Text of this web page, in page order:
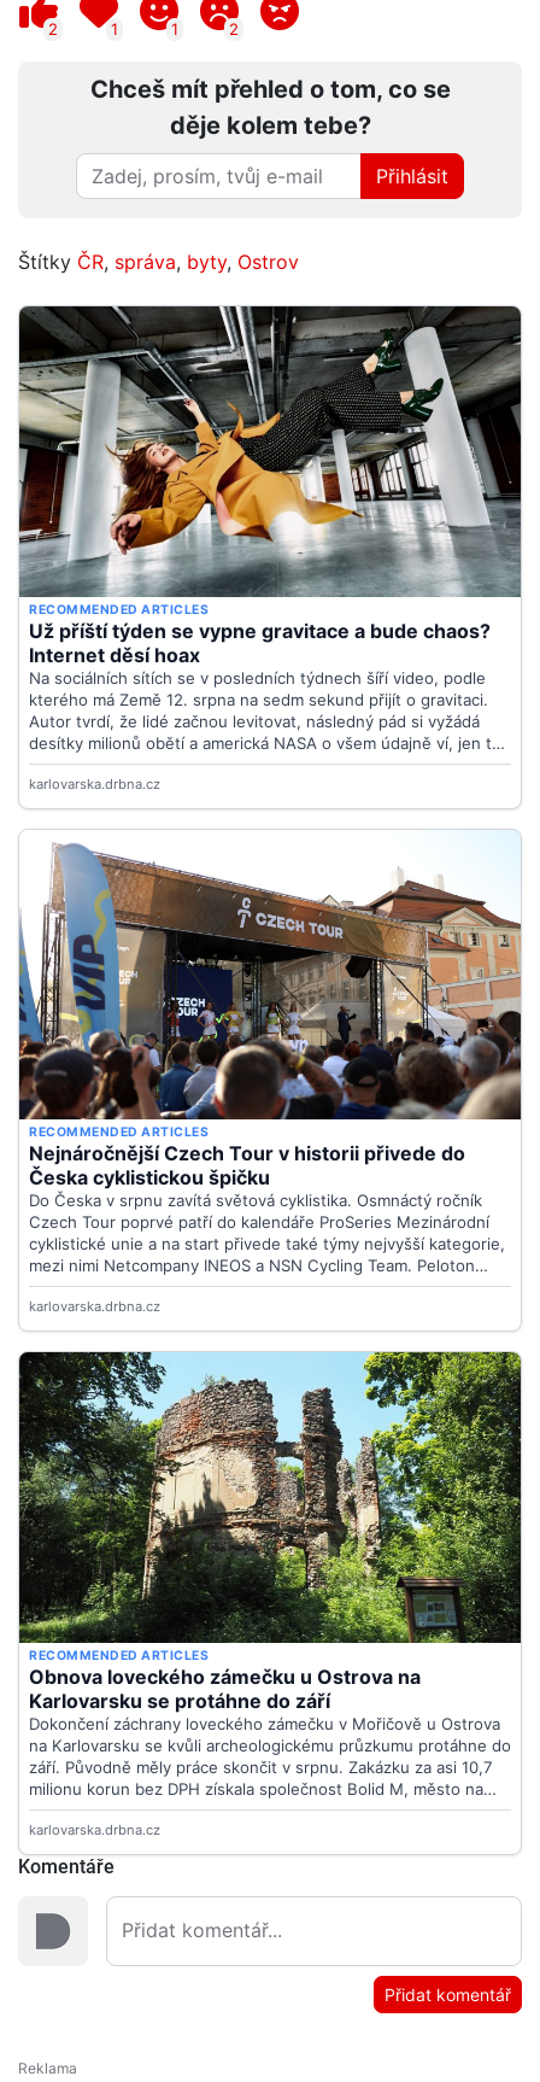
2 1 1 2
Chceš mít přehled o tom, co se
děje kolem tebe?
Přihlásit
Štítky ČR, správa, byty, Ostrov
Komentáře
Přidat komentář